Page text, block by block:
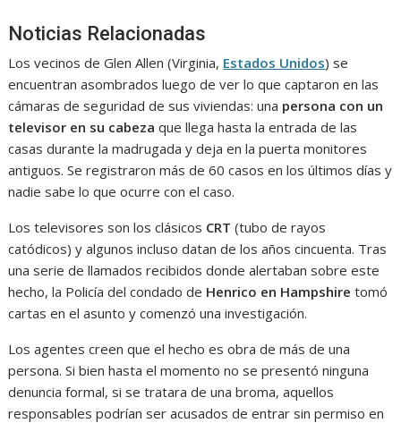
Noticias Relacionadas
Los vecinos de Glen Allen (Virginia, Estados Unidos) se
encuentran asombrados luego de ver lo que captaron en las
cámaras de seguridad de sus viviendas: una persona con un
televisor en su cabeza que llega hasta la entrada de las
casas durante la madrugada y deja en la puerta monitores
antiguos. Se registraron más de 60 casos en los últimos días y
nadie sabe lo que ocurre con el caso.
Los televisores son los clásicos CRT (tubo de rayos
catódicos) y algunos incluso datan de los años cincuenta. Tras
una serie de llamados recibidos donde alertaban sobre este
hecho, la Policía del condado de Henrico en Hampshire tomó
cartas en el asunto y comenzó una investigación.
Los agentes creen que el hecho es obra de más de una
persona. Si bien hasta el momento no se presentó ninguna
denuncia formal, si se tratara de una broma, aquellos
responsables podrían ser acusados de entrar sin permiso en